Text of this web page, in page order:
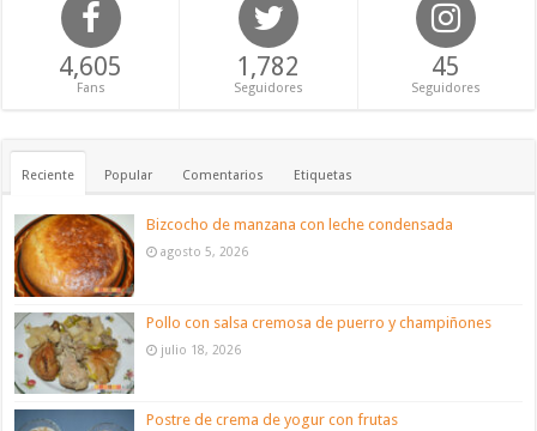
4,605
Fans
1,782
Seguidores
45
Seguidores
Reciente Popular Comentarios Etiquetas
Bizcocho de manzana con leche condensada
agosto 5, 2026
Pollo con salsa cremosa de puerro y champiñones
julio 18, 2026
Postre de crema de yogur con frutas